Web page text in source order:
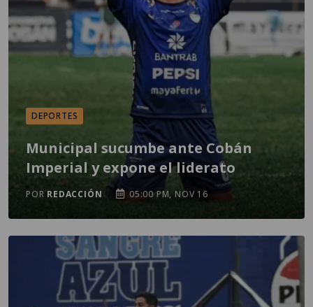
DEPORTES
Municipal sucumbe ante Cobán
Imperial y expone el liderato
POR REDACCIÓN 05:00 PM, NOV 16